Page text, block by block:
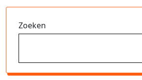
Zoeken